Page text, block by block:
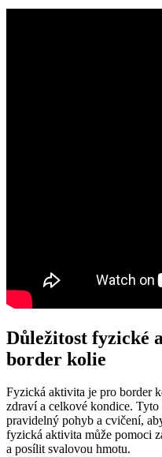
Důležitost fyzické
border kolie
Fyzická aktivita je pro border
zdraví a celkové kondice.
pravidelný pohyb a cvičení,
fyzická aktivita může pomoci
a posílit svalovou hmotu.